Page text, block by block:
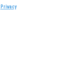
Privacy